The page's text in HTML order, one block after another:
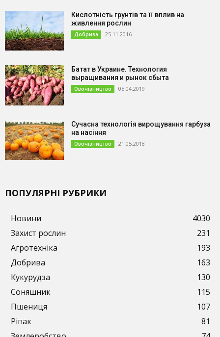
Кислотність грунтів та її вплив на
живлення рослин
Добрива 25.11.2016
Батат в Украине. Технология
выращивания и рынок сбыта
Овочівництво 05.04.2019
Сучасна технологія вирощування гарбуза
на насіння
Овочівництво 21.05.2018
ПОПУЛЯРНІ РУБРИКИ
Новини
4030
Захист рослин
231
Агротехніка
193
Добрива
163
Кукурудза
130
Соняшник
115
Пшениця
107
Ріпак
81